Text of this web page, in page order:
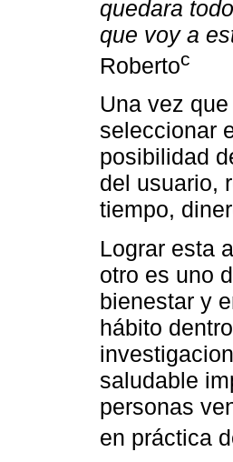
quedara
que voy a
Robertoc
Una vez
seleccionar
posibilidad
del usuario,
tiempo,
Lograr esta
otro es uno
bienestar y
hábito
saludable
personas
en práctica